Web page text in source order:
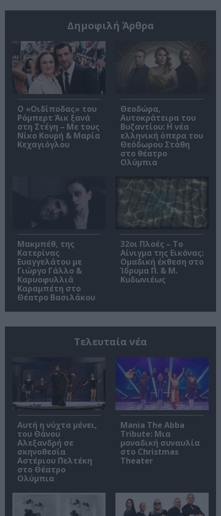
Δημοφιλή Άρθρα
O «Οιδίποδας» του
Ρόμπερτ Άικ ξανά
στη Στέγη – Με τους
Νίκο Κουρή & Μαρία
Κεχαγιόγλου
Θεοδώρα,
Αυτοκράτειρα του
Βυζαντίου: Η νέα
ελληνική όπερα του
Θεόδωρου Στάθη
στο θέατρο
Ολύμπια
Μακμπέθ, της
Κατερίνας
Ευαγγελάτου με
Γιώργο Γάλλο &
Καρυοφυλλιά
Καραμπέτη στο
Θέατρο Βασιλάκου
32οι Πλοές – Το
Αίνιγμα της Εικόνας:
Ομαδική έκθεση στο
Ίδρυμα Π. & Μ.
Κυδωνιέως
Τελευταία νέα
Αυτή η νύχτα μένει,
του Θάνου
Αλεξανδρή σε
σκηνοθεσία
Αστέριου Πελτέκη
στο Θέατρο
Ολύμπια
Mania The Abba
Tribute: Μια
μοναδική συναυλία
στο Christmas
Theater